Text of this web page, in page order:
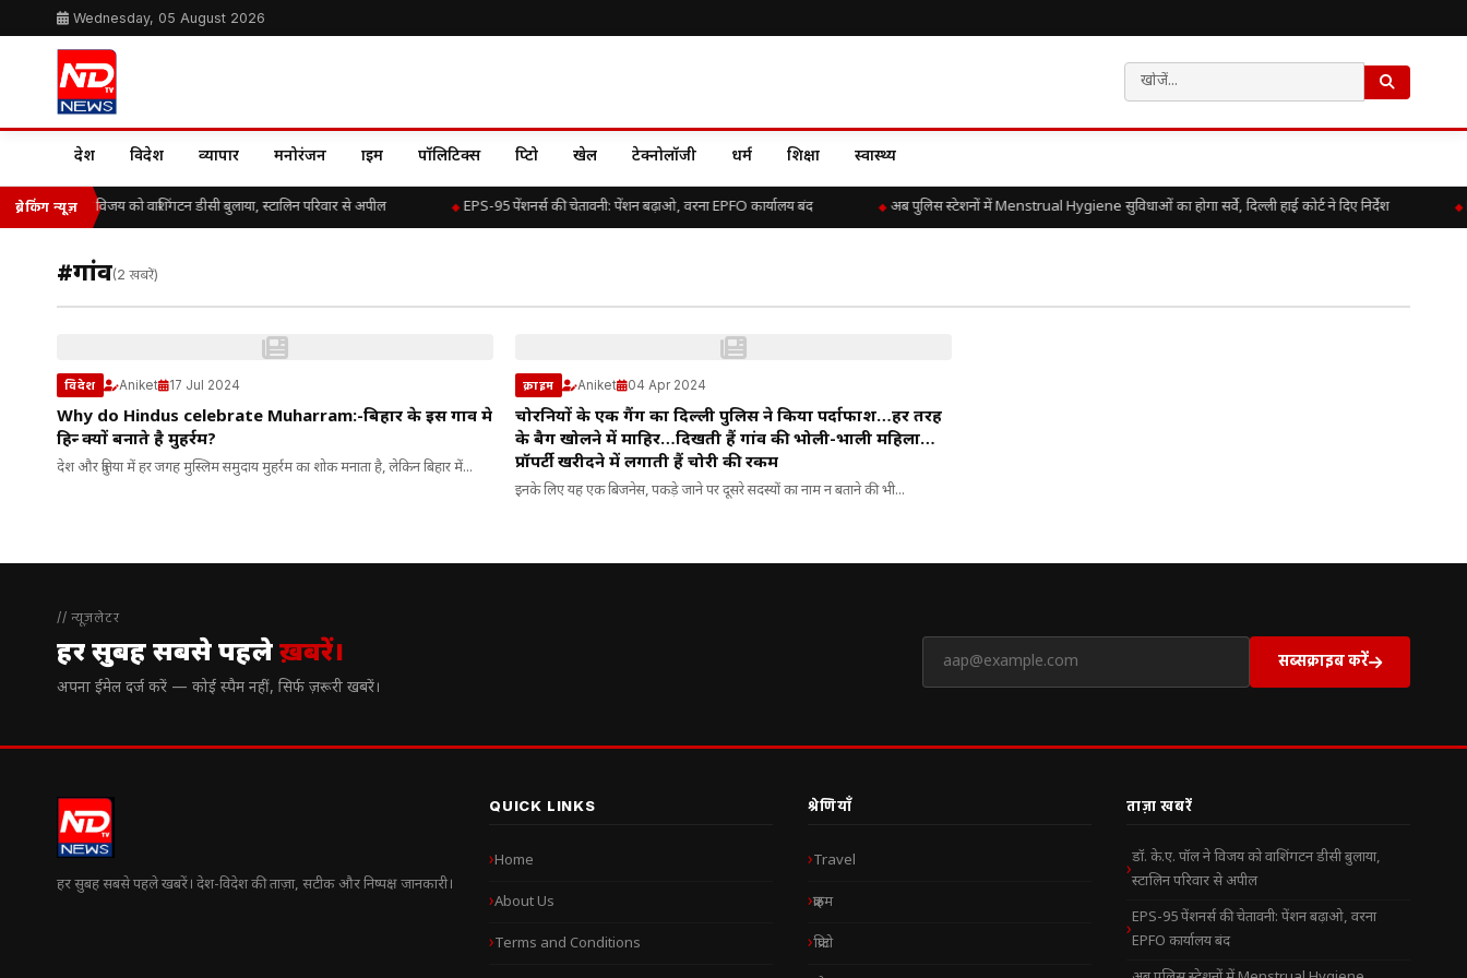
Wednesday, 05 August 2026
देश विदेश व्यापार मनोरंजन क्राइम पॉलिटिक्स क्रिप्टो खेल टेक्नोलॉजी धर्म शिक्षा स्वास्थ्य
ब्रेकिंग न्यूज़
डॉ. के.ए. पॉल ने विजय को वाशिंगटन डीसी बुलाया, स्टालिन परिवार से अपील EPS-95 पेंशनर्स की चेतावनी: पेंशन बढ़ाओ, वरना EPFO कार्यालय बंद अब पुलिस स्टेशनों में Menstrual Hygiene सुविधाओं का होगा सर्वे, दिल्ली हाई कोर्ट ने दिए निर्देश
#गांव(2 खबरें)
विदेश Aniket 17 Jul 2024
Why do Hindus celebrate Muharram:-बिहार के इस गाव मे
हिन्दू क्यों बनाते है मुहर्रम?
देश और दुनिया में हर जगह मुस्लिम समुदाय मुहर्रम का शोक मनाता है, लेकिन बिहार में...
क्राइम Aniket 04 Apr 2024
चोरनियों के एक गैंग का दिल्ली पुलिस ने किया पर्दाफाश…हर तरह
के बैग खोलने में माहिर…दिखती हैं गांव की भोली-भाली महिला…
प्रॉपर्टी खरीदने में लगाती हैं चोरी की रकम
इनके लिए यह एक बिजनेस, पकड़े जाने पर दूसरे सदस्यों का नाम न बताने की भी...
// न्यूज़लेटर
हर सुबह सबसे पहलेख़बरें।
अपना ईमेल दर्ज करें — कोई स्पैम नहीं, सिर्फ ज़रूरी खबरें।
सब्सक्राइब करें
हर सुबह सबसे पहले खबरें। देश-विदेश की ताज़ा, सटीक और निष्पक्ष जानकारी।
QUICK LINKS
Home
About Us
Terms and Conditions
श्रेणियाँ
Travel
क्राइम
क्रिप्टो
ताज़ा खबरें
डॉ. के.ए. पॉल ने विजय को वाशिंगटन डीसी बुलाया,
स्टालिन परिवार से अपील
EPS-95 पेंशनर्स की चेतावनी: पेंशन बढ़ाओ, वरना
EPFO कार्यालय बंद